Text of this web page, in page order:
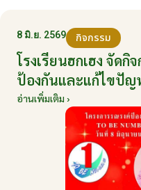
8 มิ.ย. 2569 กิจกรรม
โรงเรียนฮกเฮง จัดกิ
ป้องกันและแก้ไขปัญ
NUMBER ONE อำเ
2569 ให้กับนักเรีย
อ่านเพิ่มเติม ›